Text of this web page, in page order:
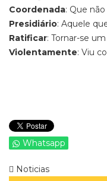
Coordenada: Que
Presidiário: Aquele
Ratificar: Tornar-se
Violentamente: Viu
Whatsapp
Noticias